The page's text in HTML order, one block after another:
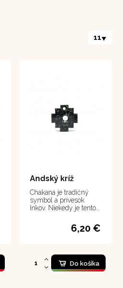
11
Andský kríž
Chakana je tradičný
symbol a prívesok
Inkov. Niekedy je tento
ako incký kríž alebo kríž
Inkov. Často sa mu
kríže slúžia ako ochrana
a na čistenie biopoľa.
6,20 €
Do košíka